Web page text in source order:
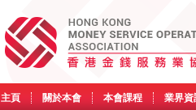
主頁 關於本會 本會課程 業界資